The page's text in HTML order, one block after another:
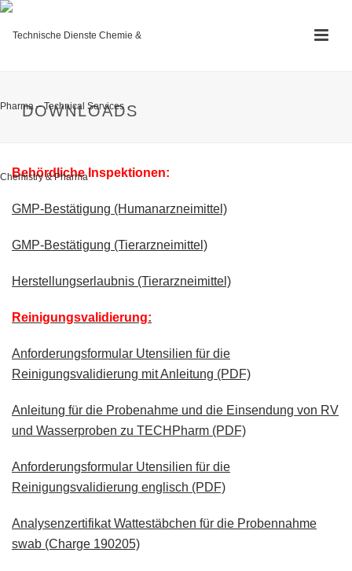
DOWNLOADS
Behördliche Inspektionen:
GMP-Bestätigung (Humanarzneimittel)
GMP-Bestätigung (Tierarzneimittel)
Herstellungserlaubnis (Tierarzneimittel)
Reinigungsvalidierung:
Anforderungsformular Utensilien für die
Reinigungsvalidierung mit Anleitung (PDF)
Anleitung für die Probenahme und die Einsendung von RV
und Wasserproben zu TECHPharm (PDF)
Anforderungsformular Utensilien für die
Reinigungsvalidierung englisch (PDF)
Analysenzertifikat Wattestäbchen für die Probennahme
swab (Charge 190205)